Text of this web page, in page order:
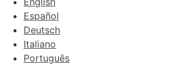
Español
Deutsch
Italiano
Português